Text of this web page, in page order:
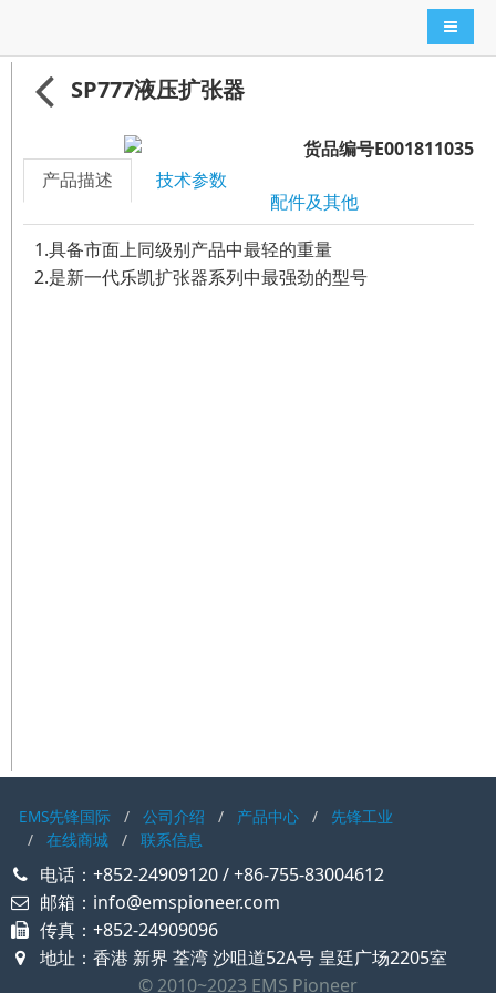
导航切
SP777液压扩张器
货品编号E001811035
产品描述
技术参数
配件及其他
1.具备市面上同级别产品中最轻的重量
2.是新一代乐凯扩张器系列中最强劲的型号
EMS先锋国际 公司介绍 产品中心
先锋工业
在线商城
联系信息
电话：+852-24909120 / +86-755-83004612
邮箱：info@emspioneer.com
传真：+852-24909096
地址：香港 新界 荃湾 沙咀道52A号 皇廷广场2205室
© 2010~2023 EMS Pioneer